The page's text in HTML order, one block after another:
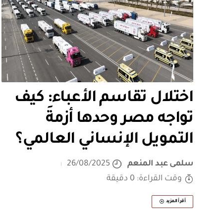
اختلال تقاسم الأعباء: كيف
تواجه مصر وحدها أزمةَ
التمويل الإنساني العالمي؟
سلمى عبد المنعم
26/08/2025
وقت القراءة: 0 دقيقة
أقرأ المزيد